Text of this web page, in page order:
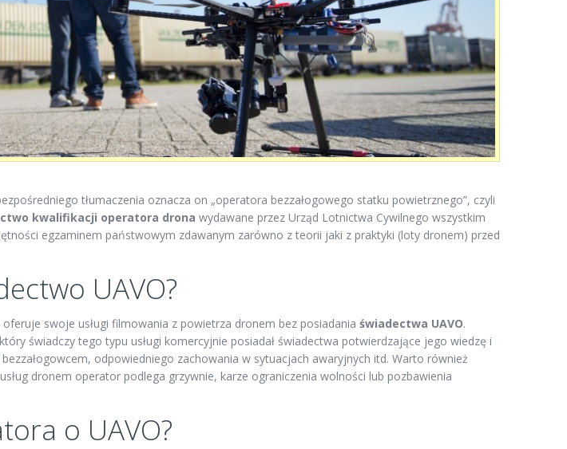
tłumaczenia oznacza on „operatora bezzałogowego statku powietrznego”, czyli
kwalifikacji operatora drona wydawane przez Urząd Lotnictwa Cywilnego wszystkim
egzaminem państwowym zdawanym zarówno z teorii jaki z praktyki (loty dronem) przed
UAVO?
swoje usługi filmowania z powietrza dronem bez posiadania świadectwa UAVO.
świadczy tego typu usługi komercyjnie posiadał świadectwa potwierdzające jego wiedzę i
odpowiedniego zachowania w sytuacjach awaryjnych itd. Warto również
dronem operator podlega grzywnie, karze ograniczenia wolności lub pozbawienia
o UAVO?